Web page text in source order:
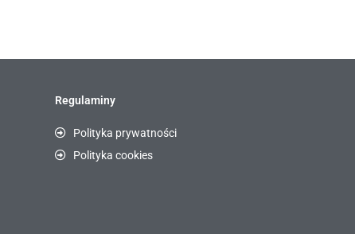
Regulaminy
Polityka prywatności
Polityka cookies